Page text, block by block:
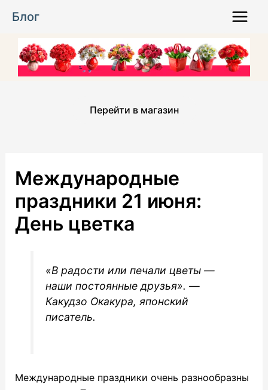
Блог
Menu
Перейти в магазин
Международные
праздники 21 июня:
День цветка
«В радости или печали цветы —
наши постоянные друзья». ―
Какудзо Окакура, японский
писатель.
Международные праздники очень разнообразны